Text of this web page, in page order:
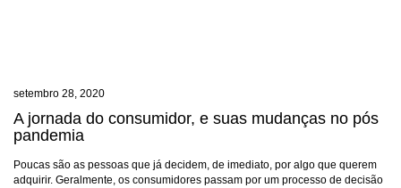
setembro 28, 2020
A jornada do consumidor, e suas mudanças no pós
pandemia
Poucas são as pessoas que já decidem, de imediato, por algo que querem
adquirir. Geralmente, os consumidores passam por um processo de decisão